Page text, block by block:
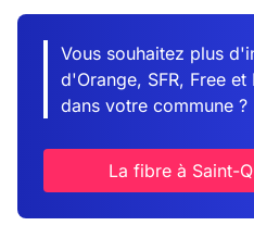
Vous souhaitez plus
d'Orange, SFR, Free
dans votre commune ?
La fibre à Saint-